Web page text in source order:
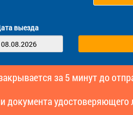
выезда
за 5 минут до
документа удостоверяющего